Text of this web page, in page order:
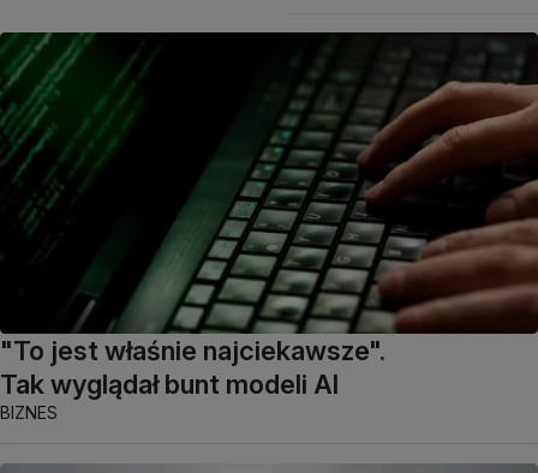
"To jest właśnie najciekawsze".
Tak wyglądał bunt modeli AI
BIZNES